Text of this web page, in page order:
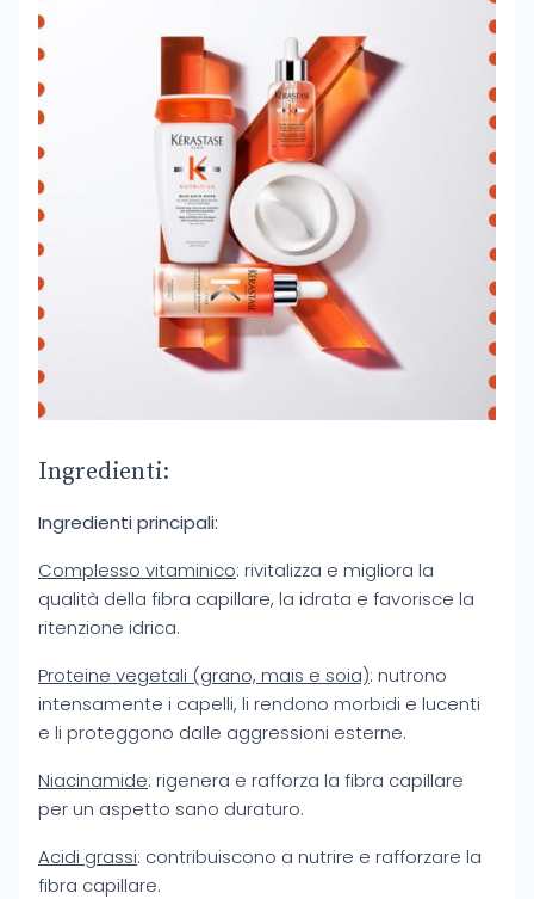
Ingredienti:
Ingredienti principali:
Complesso vitaminico: rivitalizza e migliora la
qualità della fibra capillare, la idrata e favorisce la
ritenzione idrica.
Proteine vegetali (grano, mais e soia): nutrono
intensamente i capelli, li rendono morbidi e lucenti
e li proteggono dalle aggressioni esterne.
Niacinamide: rigenera e rafforza la fibra capillare
per un aspetto sano duraturo.
Acidi grassi: contribuiscono a nutrire e rafforzare la
fibra capillare.